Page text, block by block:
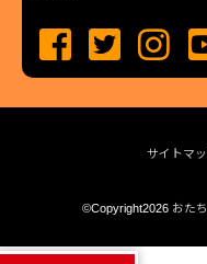
サイトマ
©Copyright2026 おた